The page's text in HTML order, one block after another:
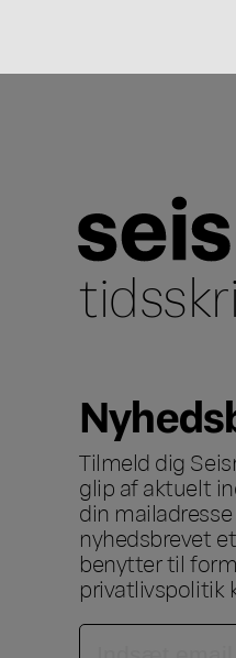
Tilmeld dig
glip af aktuelt
din
nyhedsbrevet
benytter til
privatlivspolitik